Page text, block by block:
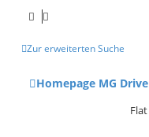
Zur erweiterten Suche
Homepage MG